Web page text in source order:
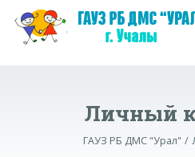
Личный
ГАУЗ РБ ДМС "Урал"